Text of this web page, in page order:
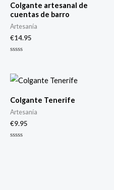
Colgante artesanal de
cuentas de barro
Artesanía
€14.95
de
5
Colgante Tenerife
Artesanía
€9.95